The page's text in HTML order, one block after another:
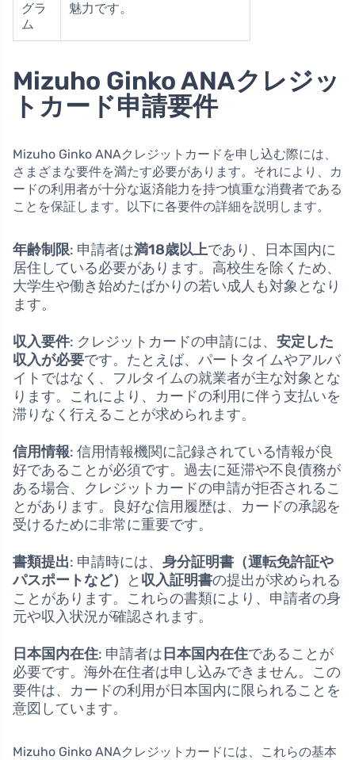
グラ
ム
魅力です。
Mizuho Ginko ANAクレジッ
トカード申請要件
Mizuho Ginko ANAクレジットカードを申し込む際には、
さまざまな要件を満たす必要があります。それにより、カ
ードの利用者が十分な返済能力を持つ慎重な消費者である
ことを保証します。以下に各要件の詳細を説明します。
年齢制限: 申請者は満18歳以上であり、日本国内に
居住している必要があります。高校生を除くため、
大学生や働き始めたばかりの若い成人も対象となり
ます。
収入要件: クレジットカードの申請には、 安定した
収入が必要です。たとえば、パートタイムやアルバ
イトではなく、フルタイムの就業者が主な対象とな
ります。これにより、カードの利用に伴う支払いを
滞りなく行えることが求められます。
信用情報: 信用情報機関に記録されている情報が良
好であることが必須です。過去に延滞や不良債務が
ある場合、クレジットカードの申請が拒否されるこ
とがあります。良好な信用履歴は、カードの承認を
受けるために非常に重要です。
書類提出: 申請時には、 身分証明書（運転免許証や
パスポートなど）
と 収入証明書の提出が求められる
ことがあります。これらの書類により、申請者の身
元や収入状況が確認されます。
日本国内在住: 申請者は日本国内在住であることが
必要です。海外在住者は申し込みできません。この
要件は、カードの利用が日本国内に限られることを
意図しています。
Mizuho Ginko ANAクレジットカードには、これらの基本